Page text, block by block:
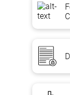
sicherlich zu
Aufrufen! +38 (050)